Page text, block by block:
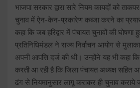
भाजपा सरकार द्वारा सारे नियम कायदों को
चुनाव में ऐन-केन-प्रकारेण कब्जा करने का
कहा कि जब हरिद्वार में पंचायत चुनावों की
प्रतिनिधिमंडल ने राज्य निर्वाचन आयोग से
अपनी आपत्ति दर्ज की थी। उन्होंने यह भी कहा कि
करती आ रही है कि जिला पंचायत अध्यक्ष सहित
ढंग से नियमानुसार लागू कराकर ही चुनाव